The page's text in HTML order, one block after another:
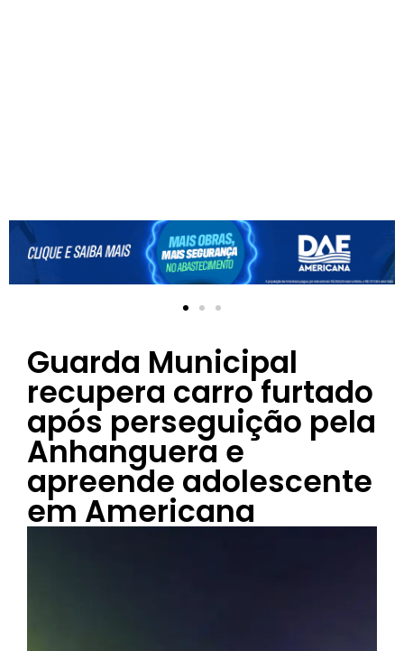
Guarda Municipal
recupera carro furtado
após perseguição pela
Anhanguera e
apreende adolescente
em Americana